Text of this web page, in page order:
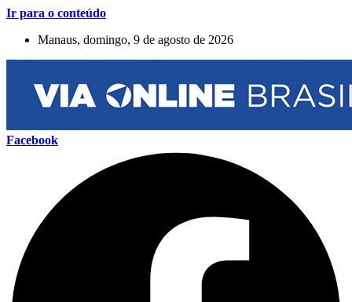
Ir para o conteúdo
Manaus, domingo, 9 de agosto de 2026
Facebook